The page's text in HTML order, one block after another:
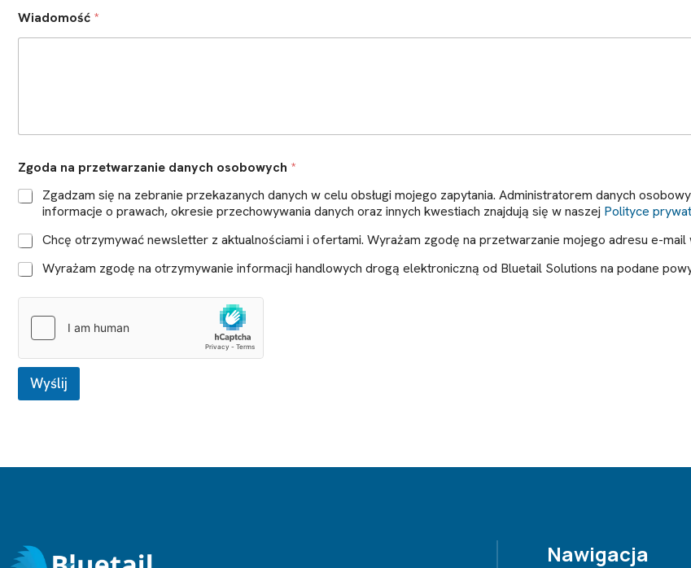
r
z
n
i
e
E
a
i
l
m
Wiadomość *
Zgoda na przetwarzanie danych osobowych *
Zgadzam się na zebranie przekazanych danych w celu obsługi mojego zapytania. Administratorem danych
informacje o prawach, okresie przechowywania danych oraz innych kwestiach znajdują się w naszej Polityce
Chcę otrzymywać newsletter z aktualnościami i ofertami. Wyrażam zgodę na przetwarzanie mojego adresu e-mail
Wyrażam zgodę na otrzymywanie informacji handlowych drogą elektroniczną od Bluetail Solutions na podane
Wyślij
Nawigacja